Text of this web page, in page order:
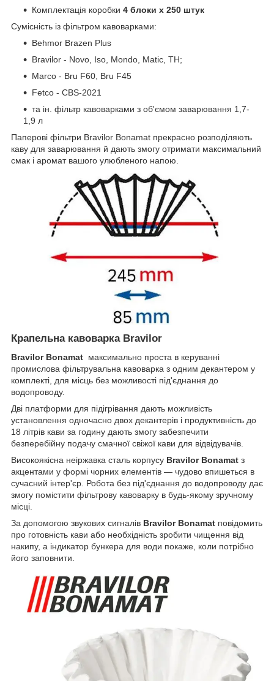
Комплектація коробки 4 блоки х 250 штук
Сумісність із фільтром кавоварками:
Behmor Brazen Plus
Bravilor - Novo, Iso, Mondo, Matic, TH;
Marco - Bru F60, Bru F45
Fetco - CBS-2021
та ін. фільтр кавоварками з об'ємом заварювання 1,7-
1,9 л
Паперові фільтри Bravilor Bonamat прекрасно розподіляють
каву для заварювання й дають змогу отримати максимальний
смак і аромат вашого улюбленого напою.
Крапельна кавоварка Bravilor
Bravilor Bonamat максимально проста в керуванні
промислова фільтрувальна кавоварка з одним декантером у
комплекті, для місць без можливості під'єднання до
водопроводу.
Дві платформи для підігрівання дають можливість
установлення одночасно двох декантерів і продуктивність до
18 літрів кави за годину дають змогу забезпечити
безперебійну подачу смачної свіжої кави для відвідувачів.
Високоякісна неіржавка сталь корпусу Bravilor Bonamat з
акцентами у формі чорних елементів — чудово впишеться в
сучасний інтер'єр. Робота без під'єднання до водопроводу дає
змогу помістити фільтрову кавоварку в будь-якому зручному
місці.
За допомогою звукових сигналів Bravilor Bonamat повідомить
про готовність кави або необхідність зробити чищення від
накипу, а індикатор бункера для води покаже, коли потрібно
його заповнити.